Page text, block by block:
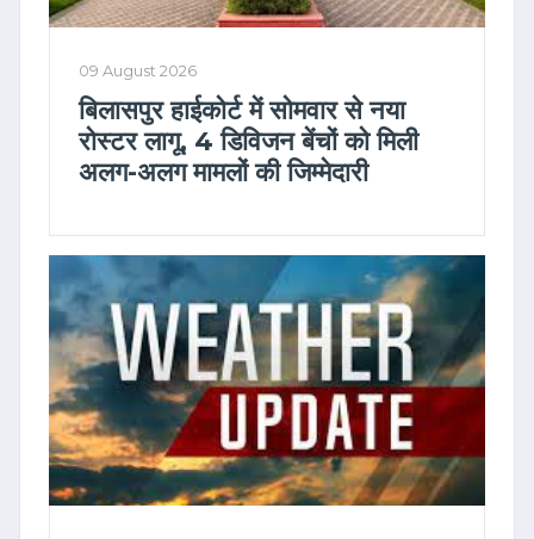
09 August 2026
बिलासपुर हाईकोर्ट में सोमवार से नया
रोस्टर लागू, 4 डिविजन बेंचों को मिली
अलग-अलग मामलों की जिम्मेदारी